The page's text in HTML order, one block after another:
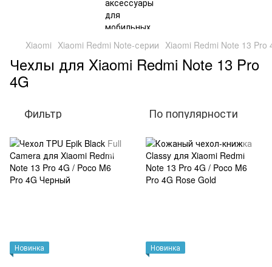
Xiaomi Xiaomi Redmi Note-серии Xiaomi Redmi Note 13 Pro
Чехлы для Xiaomi Redmi Note 13 Pro
4G
Фильтр По популярности
Новинка Новинка